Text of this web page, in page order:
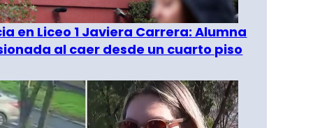
en Liceo 1 Javiera Carrera: Alumna
al caer desde un cuarto piso